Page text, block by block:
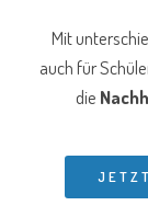
Mit
auch für
die